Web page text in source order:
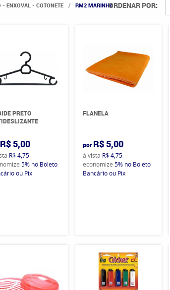
- ENXOVAL - COTONETE RM2 MARINHAORDENAR POR
PRETO
R$ 5,00
R$ 4,75
5% no Boleto
ou Pix
FLANELA
por R$ 5,00
à vista R$ 4,75
economize5% no Boleto
Bancário ou Pix